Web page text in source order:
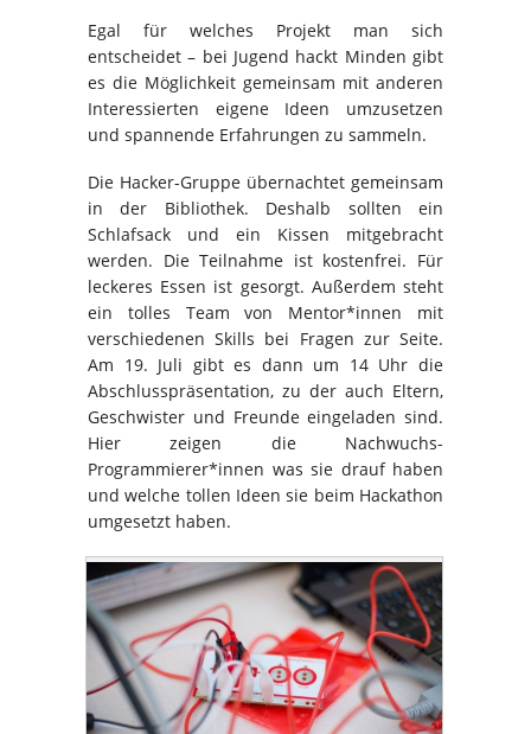
Egal für welches Projekt man sich
entscheidet – bei Jugend hackt Minden gibt
es die Möglichkeit gemeinsam mit anderen
Interessierten eigene Ideen umzusetzen
und spannende Erfahrungen zu sammeln.
Die Hacker-Gruppe übernachtet gemeinsam
in der Bibliothek. Deshalb sollten ein
Schlafsack und ein Kissen mitgebracht
werden. Die Teilnahme ist kostenfrei. Für
leckeres Essen ist gesorgt. Außerdem steht
ein tolles Team von Mentor*innen mit
verschiedenen Skills bei Fragen zur Seite.
Am 19. Juli gibt es dann um 14 Uhr die
Abschlusspräsentation, zu der auch Eltern,
Geschwister und Freunde eingeladen sind.
Hier zeigen die Nachwuchs-
Programmierer*innen was sie drauf haben
und welche tollen Ideen sie beim Hackathon
umgesetzt haben.